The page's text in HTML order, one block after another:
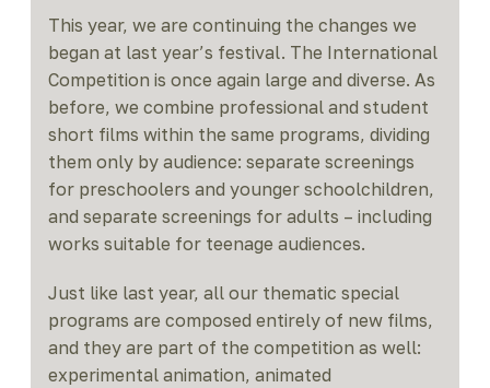
This year, we are continuing the changes we
began at last year’s festival. The International
Competition is once again large and diverse. As
before, we combine professional and student
short films within the same programs, dividing
them only by audience: separate screenings
for preschoolers and younger schoolchildren,
and separate screenings for adults – including
works suitable for teenage audiences.
Just like last year, all our thematic special
programs are composed entirely of new films,
and they are part of the competition as well:
experimental animation, animated